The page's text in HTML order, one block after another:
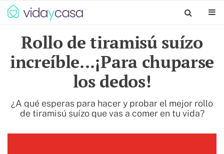
Rollo de tiramisú suízo
increíble...¡Para chuparse
los dedos!
¿A qué esperas para hacer y probar el mejor rollo
de tiramisú suízo que vas a comer en tu vida?